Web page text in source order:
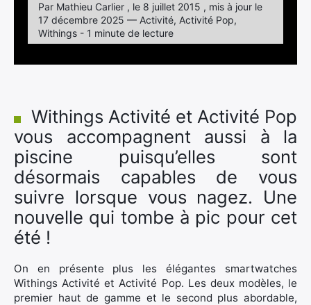
Par Mathieu Carlier , le 8 juillet 2015 , mis à jour le
17 décembre 2025 — Activité, Activité Pop,
Withings - 1 minute de lecture
Withings Activité et Activité Pop
vous accompagnent aussi à la
piscine puisqu’elles sont
désormais capables de vous
suivre lorsque vous nagez. Une
nouvelle qui tombe à pic pour cet
été !
On en présente plus les élégantes smartwatches
Withings Activité et Activité Pop. Les deux modèles, le
premier haut de gamme et le second plus abordable,
×